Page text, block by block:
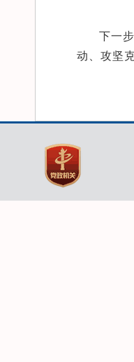
下一
动、攻坚